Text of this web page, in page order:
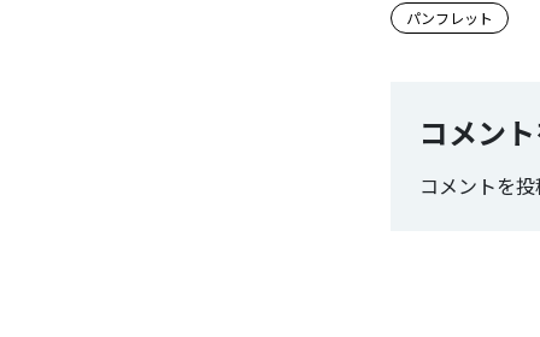
この記事
パンフレット
コメン
コメントを